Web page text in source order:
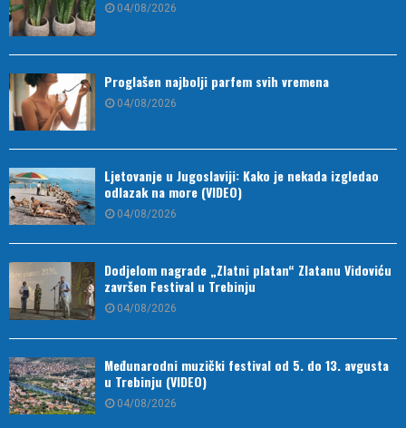
04/08/2026
Proglašen najbolji parfem svih vremena
04/08/2026
Ljetovanje u Jugoslaviji: Kako je nekada izgledao
odlazak na more (VIDEO)
04/08/2026
Dodjelom nagrade „Zlatni platan“ Zlatanu Vidoviću
završen Festival u Trebinju
04/08/2026
Međunarodni muzički festival od 5. do 13. avgusta
u Trebinju (VIDEO)
04/08/2026